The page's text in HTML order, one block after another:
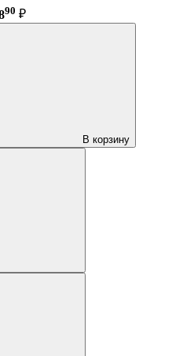
90 ₽
В корзину